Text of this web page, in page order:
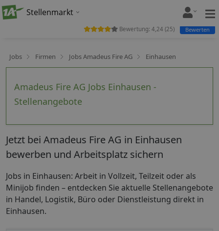
Stellenmarkt
Jobs Firmen Jobs Amadeus Fire AG Einhausen
Amadeus Fire AG Jobs Einhausen -
Stellenangebote
Bewertung: 4,24 (25) Bewerten
Jetzt bei Amadeus Fire AG in Einhausen
bewerben und Arbeitsplatz sichern
Jobs in Einhausen: Arbeit in Vollzeit, Teilzeit oder als
Minijob finden – entdecken Sie aktuelle Stellenangebote
in Handel, Logistik, Büro oder Dienstleistung direkt in
Einhausen.